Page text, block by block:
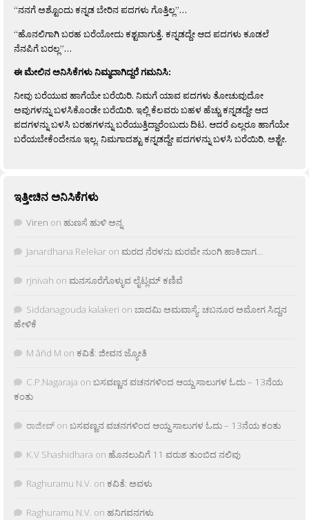
“ನನಗೆ ಅಶ್ಟೊಂದು ಕನ್ನಡ ಬೇರಿನ ಪದಗಳು ಗೊತ್ತಿಲ್ಲ”…
“ಹೊನಲಿಗಾಗಿ ಬರಹ ಬರೆಯೋದು ಕಶ್ಟವಾಗುತ್ತೆ. ಕನ್ನಡದ್ದೇ ಆದ ಪದಗಳು ಕೂಡಲೆ
ನೆನಪಿಗೆ ಬರಲ್ಲ”…
ಈ ಮೇಲಿನ ಅನಿಸಿಕೆಗಳು ನಿಮ್ಮದಾಗಿದ್ದರೆ ಗಮನಿಸಿ:
ನೀವು ಬರೆಯುವ ಹಾಗೆಯೇ ಬರೆಯಿರಿ. ನಿಮಗೆ ಯಾವ ಪದಗಳು ತೋಚುವುದೋ
ಅವುಗಳನ್ನು ಬಳಸಿಕೊಂಡೇ ಬರೆಯಿರಿ. ಇಲ್ಲಿ ಕೆಲವರು ಬಹಳ ಹೆಚ್ಚು ಕನ್ನಡದ್ದೇ ಆದ
ಪದಗಳನ್ನು ಬಳಸಿ ಬರಹಗಳನ್ನು ಬರೆಯುತ್ತಿದ್ದಾರೆಂಬುದು ದಿಟ. ಆದರೆ ಎಲ್ಲರೂ ಹಾಗೆಯೇ
ಬರೆಯಬೇಕೆಂದೇನೂ ಇಲ್ಲ. ನಿಮಗಾದಶ್ಟು ಕನ್ನಡದ್ದೇ ಪದಗಳನ್ನು ಬಳಸಿ ಬರೆಯಿರಿ, ಅಶ್ಟೇ.
ಇತ್ತೀಚಿನ ಅನಿಸಿಕೆಗಳು
Viren on ಹುಣಸೆ ಹುಳಿ ಅನ್ನ
Janardhana Relekar on ಮರದ ನೆರಳನು ಮರವೇ ನುಂಗಿ ಹಾಕಿದಾಗ…
rjnivah on ಮನಸೂರೆಗೊಳ್ಳುವ ಲೈಟ್ಲಮ್ ಕಣಿವೆ
Siddanagouda kalakeri on ಬಾದಮಿ ಅಮವಾಸ್ಯೆ: ಚಬನೂರ ಅಮೋಗ ಸಿದ್ದನ
ಹೇಳಿಕೆ
M âñd M on ಕವಿತೆ: ಜೀವನ ಜ್ಯೋತಿ
C.P.Nagaraja on ಬಸವಣ್ಣನ ವಚನಗಳಿಂದ ಆಯ್ದ ಸಾಲುಗಳ ಓದು – 13ನೆಯ
ಕಂತು
ರಾಜೀವ್ on ಬಸವಣ್ಣನ ವಚನಗಳಿಂದ ಆಯ್ದ ಸಾಲುಗಳ ಓದು – 13ನೆಯ ಕಂತು
K.V Shashidhara on ಹೊನಲುವಿಗೆ 11 ವರುಶ ತುಂಬಿದ ನಲಿವು
Raghuramu N.V. on ಕವಿತೆ: ಅವಳು
Raghuramu N.V. on ಹನಿಗವನಗಳು